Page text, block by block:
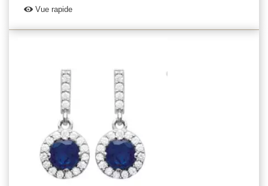
Vue rapide